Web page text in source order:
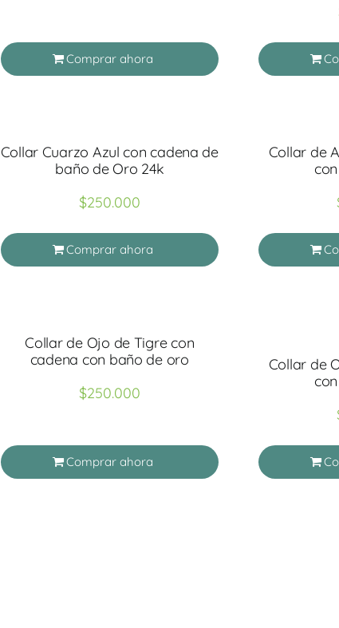
Comprar ahora
Collar Cuarzo Azul con cadena de
baño de Oro 24k
$250.000
Comprar ahora
Collar de
Collar de Ojo de Tigre con
cadena con baño de oro
$250.000
Comprar ahora
Collar de